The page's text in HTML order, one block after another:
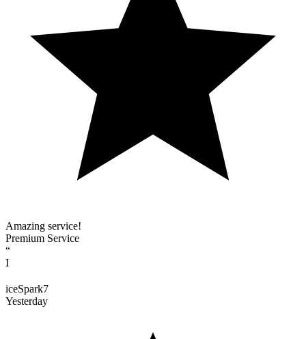
Amazing service!
Premium Service
“
I
iceSpark7
Yesterday